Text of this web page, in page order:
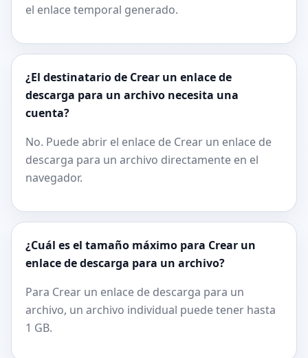
el enlace temporal generado.
¿El destinatario de Crear un enlace de
descarga para un archivo necesita una
cuenta?
No. Puede abrir el enlace de Crear un enlace de
descarga para un archivo directamente en el
navegador.
¿Cuál es el tamaño máximo para Crear un
enlace de descarga para un archivo?
Para Crear un enlace de descarga para un
archivo, un archivo individual puede tener hasta
1 GB.